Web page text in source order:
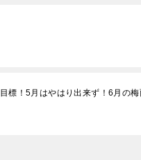
！5月はやはり出来ず！6月の梅